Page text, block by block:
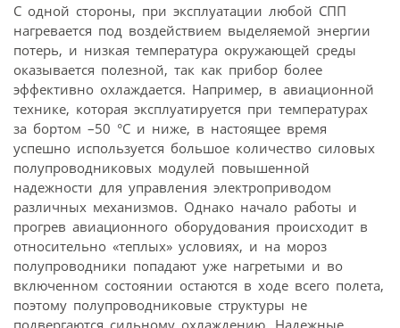
С одной стороны, при эксплуатации любой СПП
нагревается под воздействием выделяемой энергии
потерь, и низкая температура окружающей среды
оказывается полезной, так как прибор более
эффективно охлаждается. Например, в авиационной
технике, которая эксплуатируется при температурах
за бортом –50 °C и ниже, в настоящее время
успешно используется большое количество силовых
полупроводниковых модулей повышенной
надежности для управления электроприводом
различных механизмов. Однако начало работы и
прогрев авиационного оборудования происходит в
относительно «теплых» условиях, и на мороз
полупроводники попадают уже нагретыми и во
включенном состоянии остаются в ходе всего полета,
поэтому полупроводниковые структуры не
подвергаются сильному охлаждению. Надежные